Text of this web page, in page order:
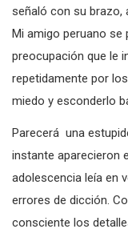
señaló con su brazo,
Mi amigo peruano se
preocupación que le
repetidamente por
miedo y esconderlo
Parecerá una
instante aparecieron
adolescencia leía en
errores de dicción.
consciente los